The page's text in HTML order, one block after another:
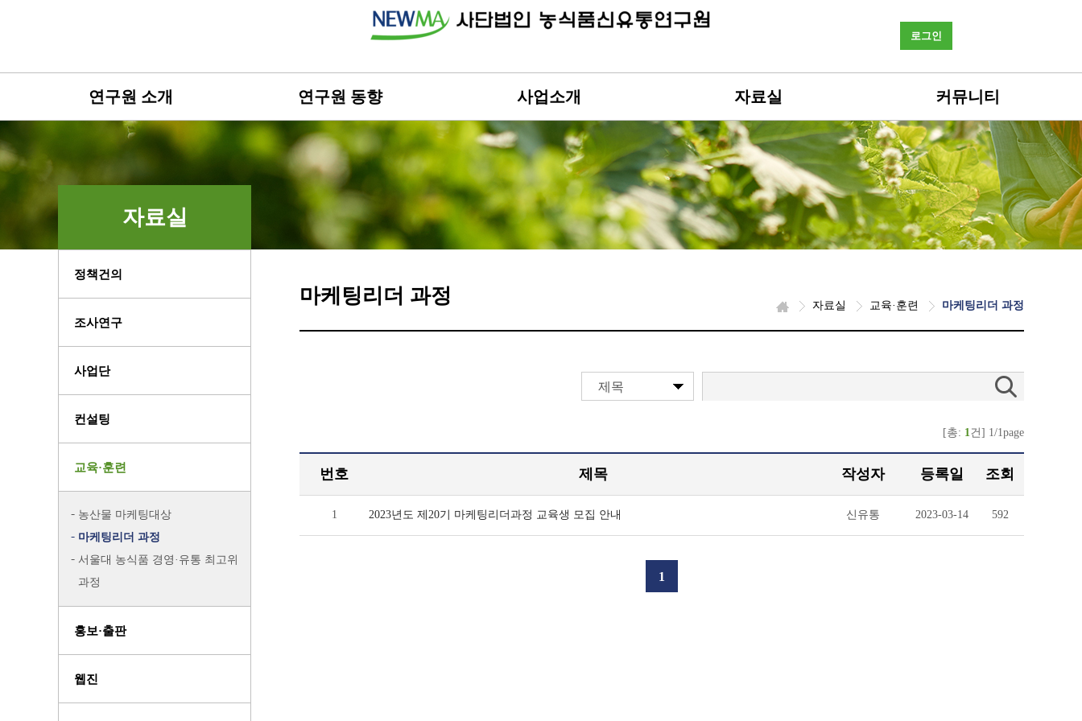
로그인
연구원 소개 연구원 동향 사업소개 자료실 커뮤니티
자료실
정책건의
조사연구
사업단
컨설팅
교육·훈련
농산물 마케팅대상
마케팅리더 과정
서울대 농식품 경영·유통 최고위
과정
홍보·출판
웹진
마케팅리더 과정 자료실 교육·훈련 마케팅리더 과정
제목
[총: 1건] 1/1page
번호 제목 작성자 등록일 조회
1 2023년도 제20기 마케팅리더과정 교육생 모집 안내 신유통 2023-03-14 592
1